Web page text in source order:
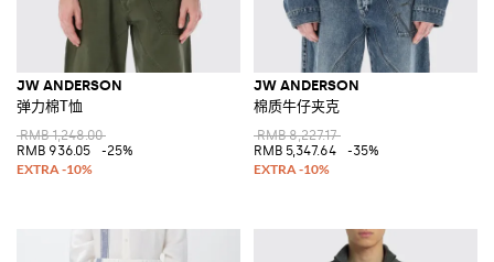
JW ANDERSON
弹力棉T恤
RMB 1,248.00
RMB 936.05
-25%
JW ANDERSON
棉质牛仔夹克
RMB 8,227.17
RMB 5,347.64
-35%